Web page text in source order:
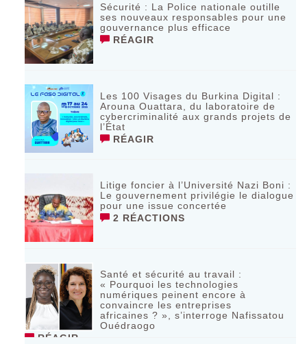
Sécurité : La Police nationale outille
ses nouveaux responsables pour une
gouvernance plus efficace
RÉAGIR
Les 100 Visages du Burkina Digital :
Arouna Ouattara, du laboratoire de
cybercriminalité aux grands projets de
l’État
RÉAGIR
Litige foncier à l’Université Nazi Boni :
Le gouvernement privilégie le dialogue
pour une issue concertée
2 RÉACTIONS
Santé et sécurité au travail :
« Pourquoi les technologies
numériques peinent encore à
convaincre les entreprises
africaines ? », s’interroge Nafissatou
Ouédraogo
RÉAGIR